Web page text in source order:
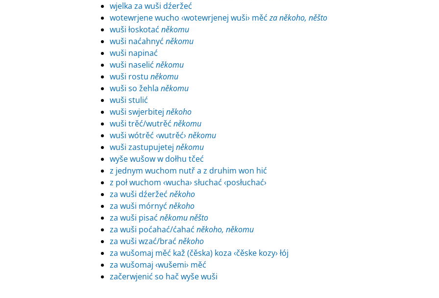
wjelka za wuši dźeržeć
wotewrjene wucho ‹wotewrjenej wuši› měćza někoho, něšto
wuši łoskotać někomu
wuši naćahnyć někomu
wuši napinać
wuši naselić někomu
wuši rostu někomu
wuši so žehla někomu
wuši stulić
wuši swjerbitej někoho
wuši trěć/wutrěć někomu
wuši wótrěć ‹wutrěć› někomu
wuši zastupujetej někomu
wyše wušow w dołhu tčeć
z jednym wuchom nutř a z druhim won hić
z poł wuchom ‹wucha› słuchać ‹posłuchać›
za wuši dźeržeć někoho
za wuši mórnyć někoho
za wuši pisać někomuněšto
za wuši poćahać/ćahać někoho, někomu
za wuši wzać/brać někoho
za wušomaj měć kaž (čěska) koza ‹čěske kozy› łój
za wušomaj ‹wušemi› měć
začerwjenić so hač wyše wuši